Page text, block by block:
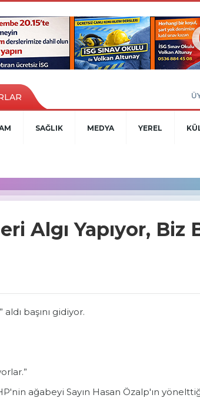
SAĞLIK MEDYA YEREL
Algı Yapıyor, Biz
başını gidiyor.
ağabeyi Sayın Hasan Özalp'ın